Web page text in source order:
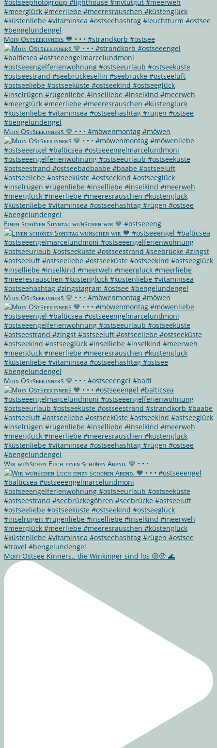
Mᴏɪɴ Osᴛsᴇᴇᴋɪɴɴᴇʀs 💙 • • • #strandkorb #ostsee
Mᴏɪɴ Osᴛsᴇᴇᴋɪɴɴᴇʀs 💙 • • • #möwenmontag #möwen
Eɪɴᴇɴ sᴄʜᴏ̈ɴᴇɴ Sᴏɴɴᴛᴀɢ ᴡᴜ̈ɴsᴄʜᴇɴ ᴡɪʀ 💙 #ostseeeng
Mᴏɪɴ Osᴛsᴇᴇᴋɪɴɴᴇʀs 💙 • • • #möwenmontag #möwen
Mᴏɪɴ Osᴛsᴇᴇᴋɪɴɴᴇʀs 💙 • • • #ostseeengel #balti
Wɪʀ ᴡᴜ̈ɴsᴄʜᴇɴ Eᴜᴄʜ ᴇɪɴᴇɴ sᴄʜᴏ̈ɴᴇɴ Aʙᴇɴᴅ. 💙 • • •
Moin Ostsee Kinners.. die Winkinger sind los 😜😜 🌊